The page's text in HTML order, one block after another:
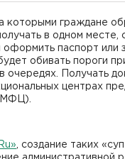
которыми граждане
в одном месте,
оформить паспорт или
обивать пороги
очередях. Получать
центрах
, создание таких
административной